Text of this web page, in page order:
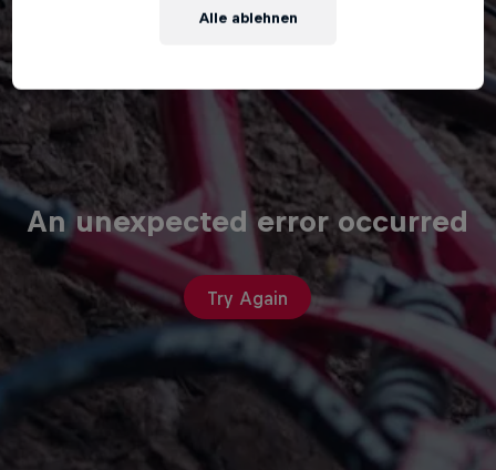
An unexpected error occurred
Try Again
Alle ablehnen